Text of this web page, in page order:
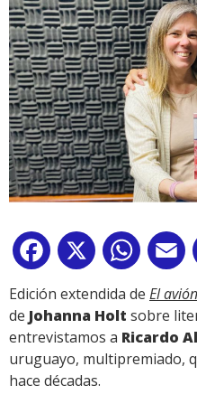
Facebook
X
Edición extendida de El
de Johanna Holt sobre
entrevistamos a Ricardo
uruguayo, multipremiado,
hace décadas.